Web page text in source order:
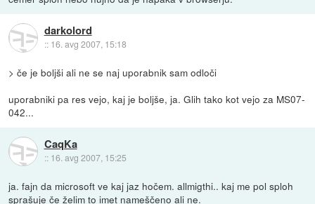
darkolord
:: 16. avg 2007, 15:18
> če je boljši ali ne se naj uporabnik sam odloči
uporabniki pa res vejo, kaj je boljše, ja. Glih tako kot vejo za MS07-
042...
CaqKa
:: 16. avg 2007, 15:25
ja. fajn da microsoft ve kaj jaz hočem. allmigthi.. kaj me pol sploh
sprašuje če želim to imet nameščeno ali ne.